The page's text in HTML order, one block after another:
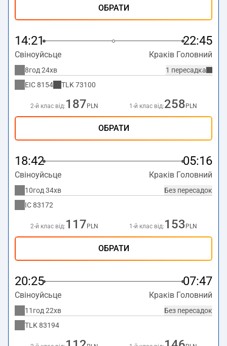
ОБРАТИ
14:21 22:45
Свіноуйсьце Краків Головний
1 пересадка
8год 24хв
EIC8154 TLK 73100
2-й клас від: 187 PLN 1-й клас від:258 PLN
ОБРАТИ
18:42 05:16
Свіноуйсьце Краків Головний
Без пересадок
10год 34хв
IC83172
2-й клас від: 117 PLN 1-й клас від: 153 PLN
ОБРАТИ
20:25 07:47
Свіноуйсьце Краків Головний
Без пересадок
11год 22хв
TLK 83194